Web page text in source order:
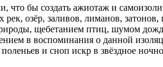
что бы создать ажиотаж и
рек, озёр, заливов, лиманов,
щебетанием птиц, шумом
в воспоминания о данной
и сноп искр в звёздное